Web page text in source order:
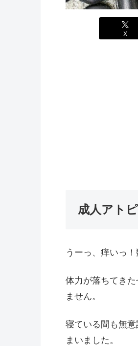
X
成人アト
うーっ、痒いっ
体力が落ちてき
ません。
寝ている間も無
まいました。